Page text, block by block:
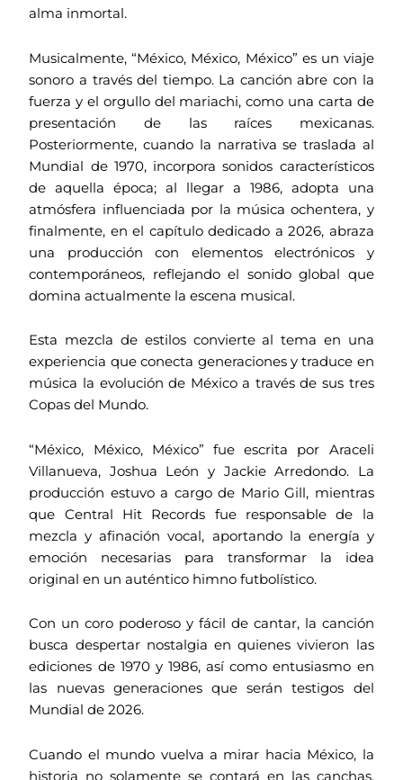
alma inmortal.
Musicalmente, “México, México, México” es un viaje
sonoro a través del tiempo. La canción abre con la
fuerza y el orgullo del mariachi, como una carta de
presentación de las raíces mexicanas.
Posteriormente, cuando la narrativa se traslada al
Mundial de 1970, incorpora sonidos característicos
de aquella época; al llegar a 1986, adopta una
atmósfera influenciada por la música ochentera, y
finalmente, en el capítulo dedicado a 2026, abraza
una producción con elementos electrónicos y
contemporáneos, reflejando el sonido global que
domina actualmente la escena musical.
Esta mezcla de estilos convierte al tema en una
experiencia que conecta generaciones y traduce en
música la evolución de México a través de sus tres
Copas del Mundo.
“México, México, México” fue escrita por Araceli
Villanueva, Joshua León y Jackie Arredondo. La
producción estuvo a cargo de Mario Gill, mientras
que Central Hit Records fue responsable de la
mezcla y afinación vocal, aportando la energía y
emoción necesarias para transformar la idea
original en un auténtico himno futbolístico.
Con un coro poderoso y fácil de cantar, la canción
busca despertar nostalgia en quienes vivieron las
ediciones de 1970 y 1986, así como entusiasmo en
las nuevas generaciones que serán testigos del
Mundial de 2026.
Cuando el mundo vuelva a mirar hacia México, la
historia no solamente se contará en las canchas,